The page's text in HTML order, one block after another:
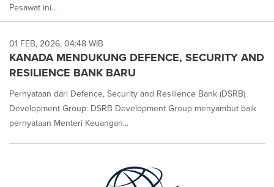
Pesawat ini...
01 FEB, 2026, 04:48 WIB
KANADA MENDUKUNG DEFENCE, SECURITY AND
RESILIENCE BANK BARU
Pernyataan dari Defence, Security and Resilience Bank (DSRB)
Development Group: DSRB Development Group menyambut baik
pernyataan Menteri Keuangan...